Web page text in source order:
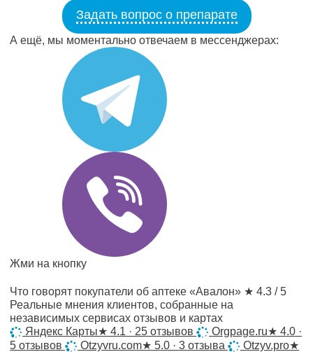
Задать вопрос о препарате
А ещё, мы моментально отвечаем в мессенджерах:
Жми на кнопку
Что говорят покупатели об аптеке «Авалон» ★ 4.3 / 5
Реальные мнения клиентов, собранные на
независимых сервисах отзывов и картах
Яндекс Карты★ 4.1 · 25 отзывов Orgpage.ru★ 4.0 ·
5 отзывов
Otzyvru.com★ 5.0 · 3 отзыва Otzyv.pro★